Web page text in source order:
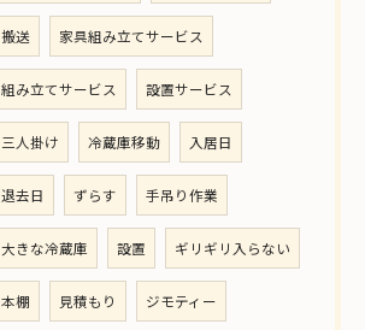
搬送 家具組み立てサービス
組み立てサービス 設置サービス
三人掛け 冷蔵庫移動 入居日
退去日 ずらす 手吊り作業
大きな冷蔵庫 設置 ギリギリ入らない
本棚 見積もり ジモティー